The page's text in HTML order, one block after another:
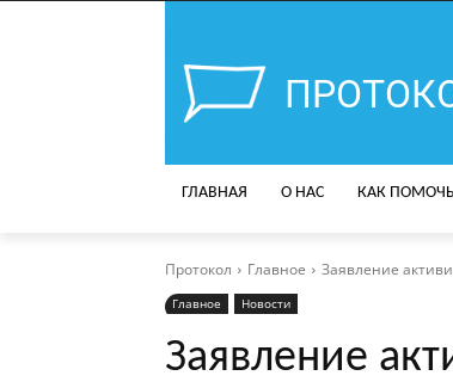
ГЛАВНАЯ О НАС КАК ПОМОЧЬ
Протокол Главное Заявление
Главное Новости
Заявление